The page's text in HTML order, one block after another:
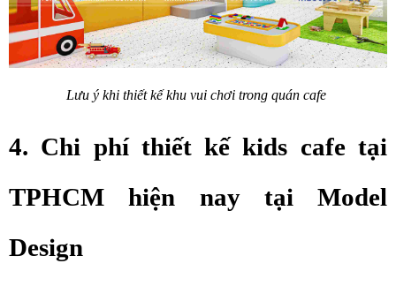
Lưu ý khi thiết kế khu vui chơi trong quán cafe
4. Chi phí thiết kế kids cafe tại
TPHCM hiện nay tại Model
Design